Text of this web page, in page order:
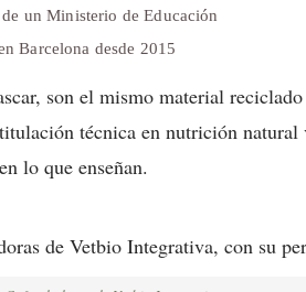
un Ministerio de Educación
Barcelona desde 2015
son el mismo material
técnica en nutrición natural
lo que enseñan.